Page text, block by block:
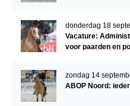
donderdag 18
Vacature:
voor paarden en
zondag 14
ABOP Noord: